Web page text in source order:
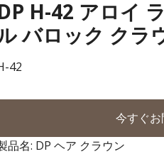
H-42 アロイ
バロック クラ
42
今すぐ
品名: DP ヘア クラウン